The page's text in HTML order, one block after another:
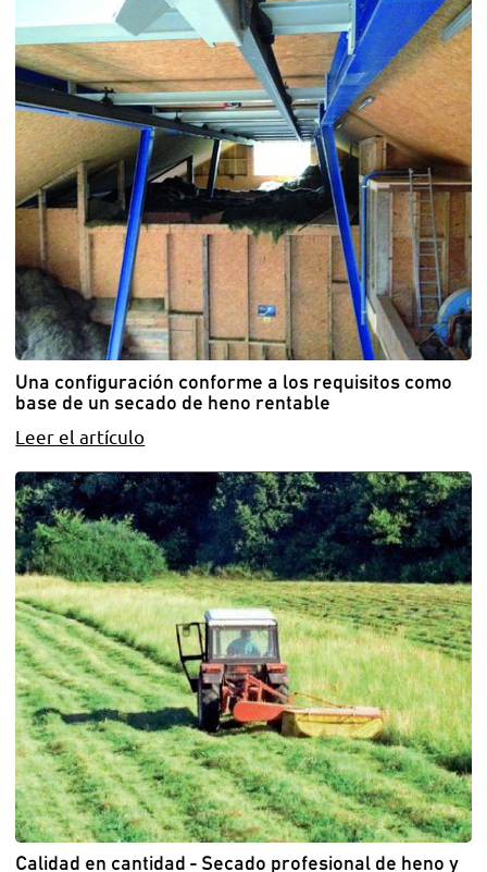
Una configuración conforme a los requisitos como
base de un secado de heno rentable
Leer el artículo
Calidad en cantidad - Secado profesional de heno y